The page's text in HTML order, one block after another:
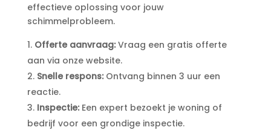
effectieve oplossing voor jouw
schimmelprobleem.​
Offerte aanvraag:Vraag een gratis offerte
aan via onze website.​
Snelle respons:Ontvang binnen 3 uur een
reactie.​
Inspectie:Een expert bezoekt je woning of
bedrijf voor een grondige inspectie.​